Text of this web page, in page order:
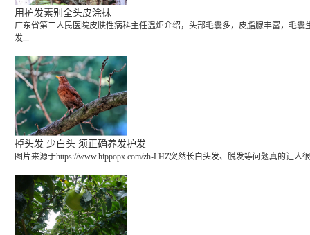
用护发素别全头皮涂抹
广东省第二人民医院皮肤性病科主任温炬介绍，头部毛囊多，皮脂腺丰富，毛
发...
掉头发 少白头 须正确养发护发
图片来源于https://www.hippopx.com/zh-LHZ突然长白头发、脱发等问题真的让